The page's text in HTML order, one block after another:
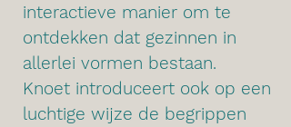
interactieve manier om te
ontdekken dat gezinnen in
allerlei vormen bestaan.
Knoet introduceert ook op een
luchtige wijze de begrippen